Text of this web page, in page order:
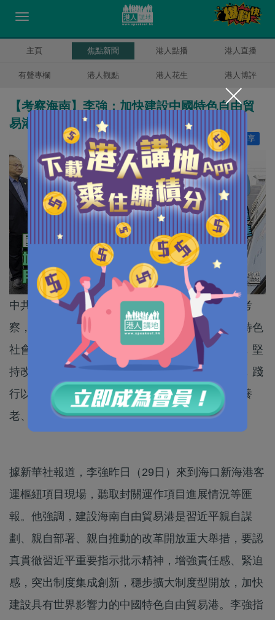
主頁 焦點新聞 港人點播 港人直播
有聲專欄 港人觀點 港人花生 港人博評
【考察海南】李強：加快建設中國特色自由貿
易港、用心做好養老醫療等民生工作
分享
讚好 3
中共中央政治局常委、國務院總理李強正在海南考
察，強調要堅持以中共總書記習近平新時代中國特色
社會主義思想為指導，深入貫徹黨的二十大精神，堅
持改革開放，高質量高標準建設海南自由貿易港，踐
行以人民為中心的發展思想，用心用情用力做好養
老、醫療等民生工作，提高人民生活品質。
據新華社報道，李強昨日（29日）來到海口新海港客
運樞紐項目現場，聽取封關運作項目進展情況等匯
報。他強調，建設海南自由貿易港是習近平親自謀
劃、親自部署、親自推動的改革開放重大舉措，要認
真貫徹習近平重要指示批示精神，增強責任感、緊迫
感，突出制度集成創新，穩步擴大制度型開放，加快
建設具有世界影響力的中國特色自由貿易港。李強指